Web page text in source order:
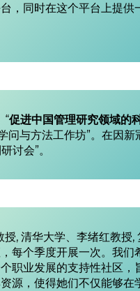
，同时在这个平台上提供
“促进中国管理研究领域的
问与方法工作坊”。在因
讨会”。
, 清华大学、李绪红教授,
每个季度开展一次。我
职业发展的支持性社区
源，使得她们不仅能够在